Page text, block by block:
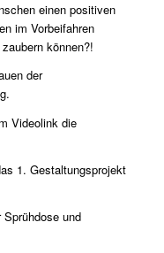
einen positiven
im Vorbeifahren
können?!
der
Videolink die
1. Gestaltungsprojekt
und